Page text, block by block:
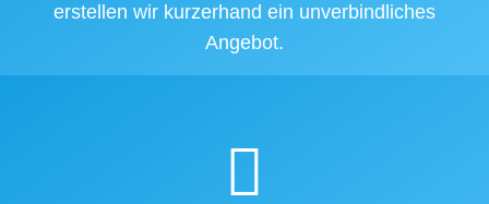
erstellen wir kurzerhand ein unverbindliches
Angebot.